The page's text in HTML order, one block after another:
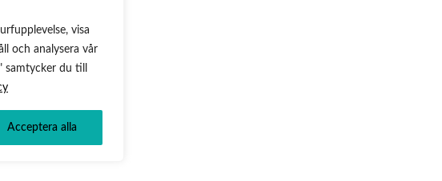
visa
och analysera vår
du till
Acceptera alla